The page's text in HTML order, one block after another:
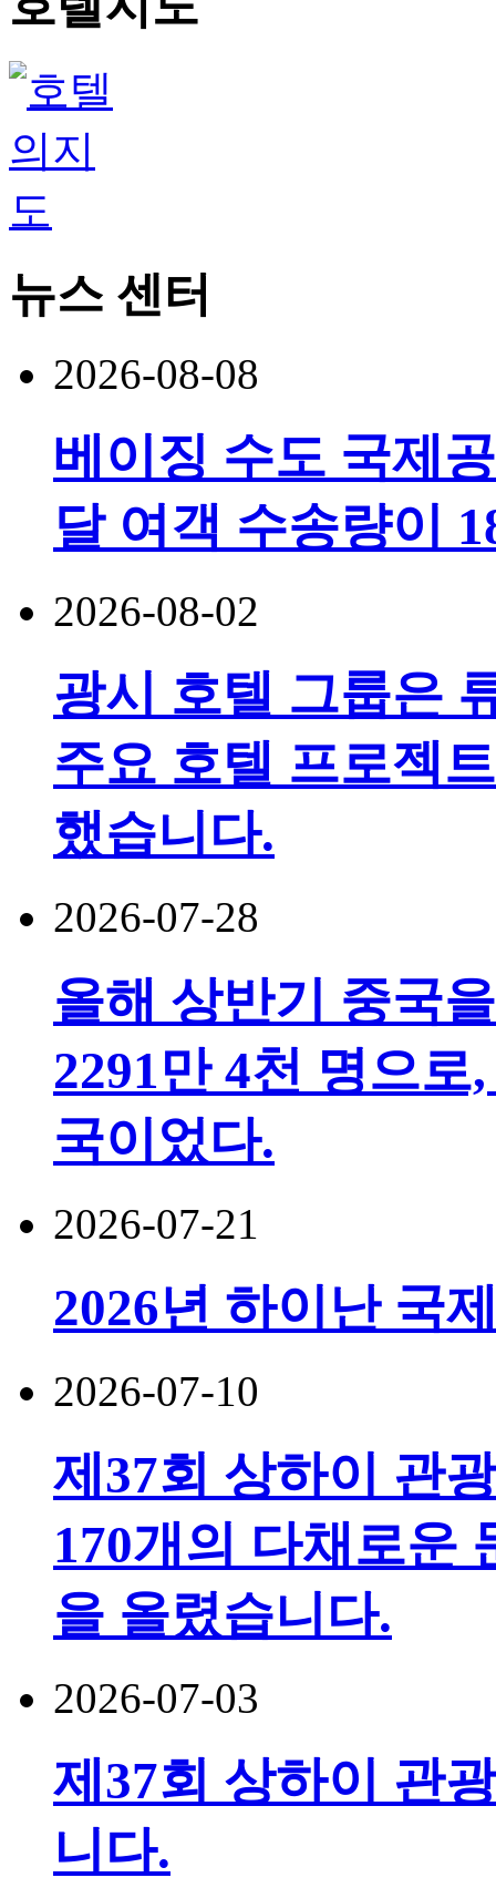
뉴스 센터
2026-08-08
베이징 수도 국제
달 여객 수송량이
2026-08-02
광시 호텔 그룹은
주요 호텔 프로젝
했습니다.
2026-07-28
올해 상반기 중국
2291만 4천 명으
국이었다.
2026-07-21
2026년 하이난 국
2026-07-10
제37회 상하이 관
170개의 다채로운
을 올렸습니다.
2026-07-03
제37회 상하이 관
니다.